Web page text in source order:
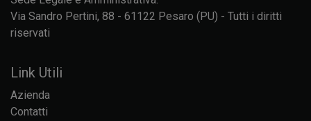
Via Sandro Pertini, 88 - 61122 Pesaro (PU) - Tutti i diritti
riservati
Link Utili
Azienda
Contatti